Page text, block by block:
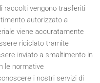
raccolti vengono trasferiti
autorizzato a
viene accuratamente
riciclato tramite
inviato a smaltimento in
le normative
i nostri servizi di